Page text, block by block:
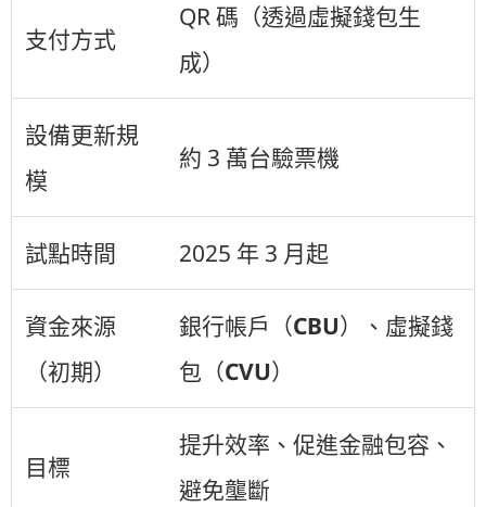
支付方式
QR 碼（透過虛擬錢包生
成）
設備更新規
模
約 3 萬台驗票機
試點時間 2025 年 3 月起
資金來源
（初期）
銀行帳戶（CBU）、虛擬錢
包（CVU）
目標
提升效率、促進金融包容、
避免壟斷